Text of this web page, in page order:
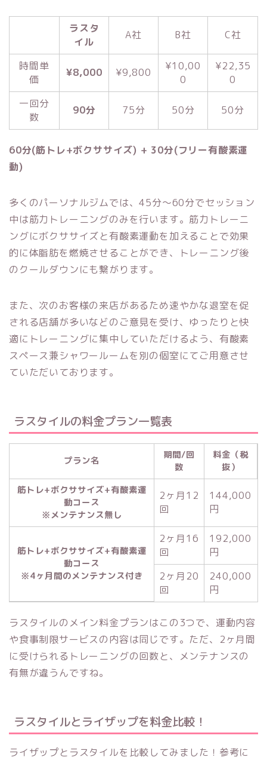
ラスタ
イル
A社 B社 C社
時間単
価
¥8,000 ¥9,800
¥10,00
0
¥22,35
0
一回分
数
90分 75分 50分 50分
60分(筋トレ+ボクササイズ) + 30分(フリー有酸素運
動)
多くのパーソナルジムでは、45分〜60分でセッション
中は筋力トレーニングのみを行います。筋力トレーニ
ングにボクササイズと有酸素運動を加えることで効果
的に体脂肪を燃焼させることができ、トレーニング後
のクールダウンにも繋がります。
また、次のお客様の来店があるため速やかな退室を促
される店舗が多いなどのご意見を受け、ゆったりと快
適にトレーニングに集中していただけるよう、有酸素
スペース兼シャワールームを別の個室にてご用意させ
ていただいております。
ラスタイルの料金プラン一覧表
プラン名
期間/回
数
料金（税
抜）
筋トレ+ボクササイズ+有酸素運
動コース
※メンテナンス無し
2ヶ月12
回
144,000
円
筋トレ+ボクササイズ+有酸素運
動コース
※4ヶ月間のメンテナンス付き
2ヶ月16
回
192,000
円
2ヶ月20
回
240,000
円
ラスタイルのメイン料金プランはこの3つで、運動内容
や食事制限サービスの内容は同じです。ただ、2ヶ月間
に受けられるトレーニングの回数と、メンテナンスの
有無が違うんですね。
ラスタイルとライザップを料金比較！
ライザップとラスタイルを比較してみました！参考に